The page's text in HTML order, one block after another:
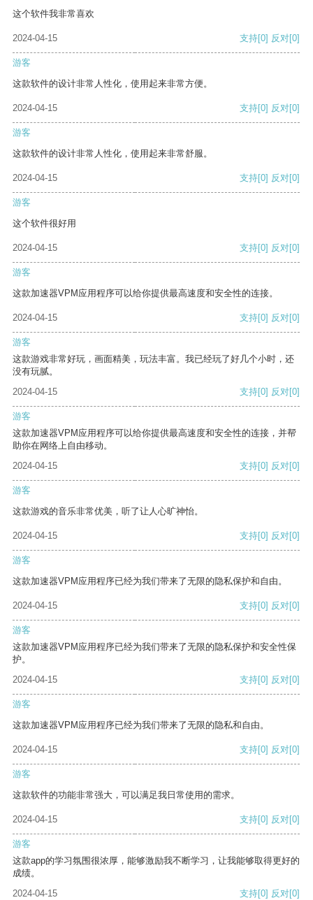
这个软件我非常喜欢
2024-04-15 支持[0] 反对[0]
游客
这款软件的设计非常人性化，使用起来非常方便。
2024-04-15 支持[0] 反对[0]
游客
这款软件的设计非常人性化，使用起来非常舒服。
2024-04-15 支持[0] 反对[0]
游客
这个软件很好用
2024-04-15 支持[0] 反对[0]
游客
这款加速器VPM应用程序可以给你提供最高速度和安全性的连接。
2024-04-15 支持[0] 反对[0]
游客
这款游戏非常好玩，画面精美，玩法丰富。我已经玩了好几个小时，还
没有玩腻。
2024-04-15
支持[0] 反对[0]
游客
这款加速器VPM应用程序可以给你提供最高速度和安全性的连接，并帮
助你在网络上自由移动。
2024-04-15
支持[0] 反对[0]
游客
这款游戏的音乐非常优美，听了让人心旷神怡。
2024-04-15 支持[0] 反对[0]
游客
这款加速器VPM应用程序已经为我们带来了无限的隐私保护和自由。
2024-04-15 支持[0] 反对[0]
游客
这款加速器VPM应用程序已经为我们带来了无限的隐私保护和安全性保
护。
2024-04-15
支持[0] 反对[0]
游客
这款加速器VPM应用程序已经为我们带来了无限的隐私和自由。
2024-04-15 支持[0] 反对[0]
游客
这款软件的功能非常强大，可以满足我日常使用的需求。
2024-04-15 支持[0] 反对[0]
游客
这款app的学习氛围很浓厚，能够激励我不断学习，让我能够取得更好的
成绩。
2024-04-15
支持[0] 反对[0]